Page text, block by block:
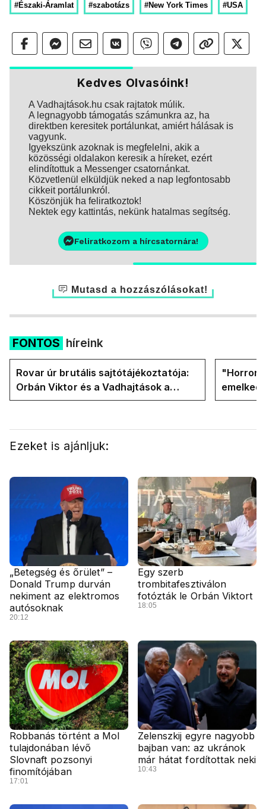
#Északi-Áramlat #szabotázs #New York Times #USA
Kedves Olvasóink!
A Vadhajtások.hu csak rajtatok múlik.
A legnagyobb támogatás számunkra az, ha
direktben keresitek portálunkat, amiért hálásak is
vagyunk.
Igyekszünk azoknak is megfelelni, akik a
közösségi oldalakon keresik a híreket, ezért
elindítottuk a Messenger csatornánkat.
Közvetlenül elküldjük neked a nap legfontosabb
cikkeit portálunkról.
Köszönjük ha feliratkoztok!
Nektek egy kattintás, nekünk hatalmas segítség.
Feliratkozom a hírcsatornára!
Mutasd a hozzászólásokat!
FONTOS híreink
Rovar úr brutális sajtótájékoztatója:
Orbán Viktor és a Vadhajtások a
felelős a kialakult helyzetért
"Horror
oldalán
Ezeket is ajánljuk:
„Betegség és őrület” –
Donald Trump durván
nekiment az elektromos
autósoknak
20:12
Egy szerb
trombitafesztiválon
fotózták le Orbán Viktort
18:05
Robbanás történt a Mol
tulajdonában lévő
Slovnaft pozsonyi
finomítójában
17:01
Zelenszkij egyre nagyobb
bajban van: az ukránok
már hátat fordítottak neki
10:43